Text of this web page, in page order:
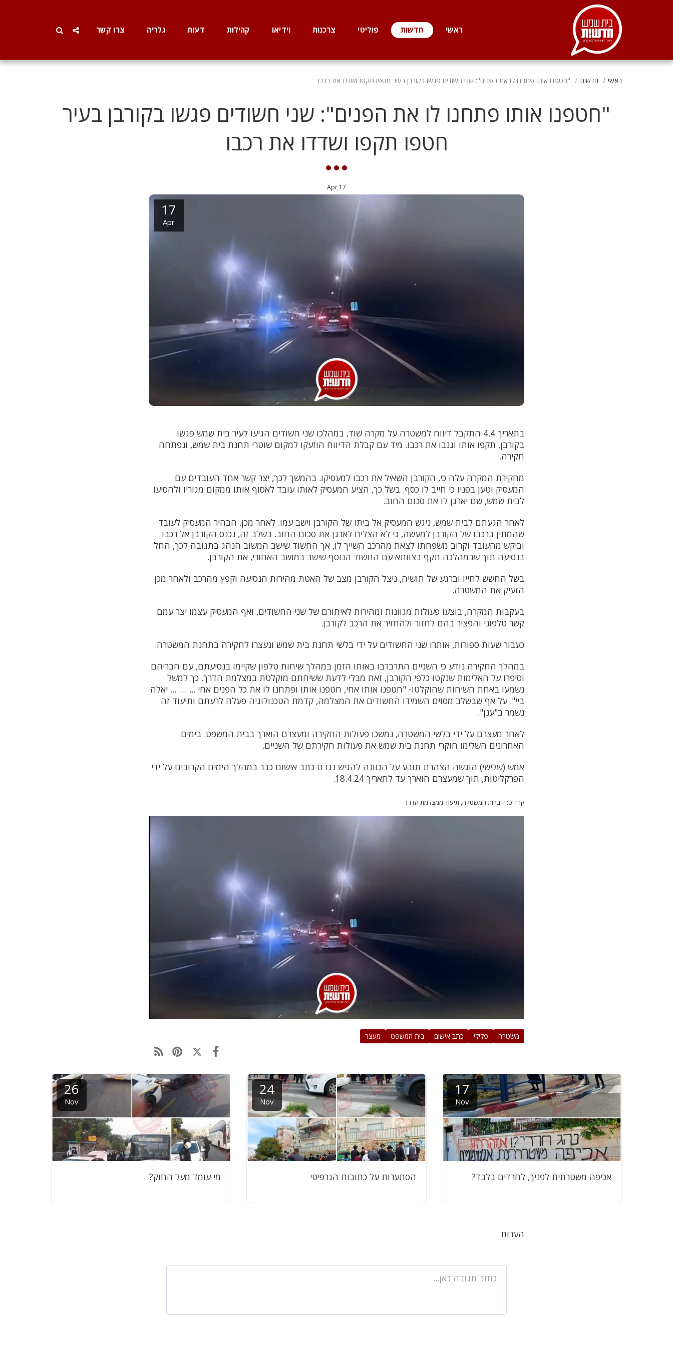
ראשי חדשות פוליטי צרכנות וידיאו קהילות דעות גלריה צרו קשר
ראשי חדשות ‏"חטפנו אותו פתחנו לו את הפנים": שני חשודים פגשו בקורבן בעיר חטפו תקפו ושדדו את רכבו
‏"חטפנו אותו פתחנו לו את הפנים": שני חשודים פגשו בקורבן בעיר
חטפו תקפו ושדדו את רכבו
17
Apr
17
Apr
בתאריך 4.4 התקבל דיווח למשטרה על מקרה שוד, במהלכו שני חשודים הגיעו לעיר בית שמש פגשו
בקורבן, תקפו אותו וגנבו את רכבו. מיד עם קבלת הדיווח הוזעקו למקום שוטרי תחנת בית שמש, ונפתחה
חקירה.
מחקירת המקרה עלה כי, הקורבן השאיל את רכבו למעסיקו. בהמשך לכך, יצר קשר אחד העובדים עם
המעסיק וטען בפניו כי חייב לו כסף. בשל כך, הציע המעסיק לאותו עובד לאסוף אותו ממקום מגוריו ולהסיעו
לבית שמש, שם יארגן לו את סכום החוב.
לאחר הגעתם לבית שמש, ניגש המעסיק אל ביתו של הקורבן וישב עמו. לאחר מכן, הבהיר המעסיק לעובד
שהמתין ברכבו של הקורבן למעשה, כי לא הצליח לארגן את סכום החוב. בשלב זה, נכנס הקורבן אל רכבו
וביקש מהעובד וקרוב משפחתו לצאת מהרכב השייך לו, אך החשוד שישב המשוב הנהג בתגובה לכך, החל
בנסיעה תוך שבמהלכה תקף בצוותא עם החשוד הנוסף שישב במושב האחורי, את הקורבן.
בשל החשש לחייו וברגע של תושיה, ניצל הקורבן מצב של האטת מהירות הנסיעה וקפץ מהרכב ולאחר מכן
הזעיק את המשטרה.
בעקבות המקרה, בוצעו פעולות מגוונות ומהירות לאיתורם של שני החשודים, ואף המעסיק עצמו יצר עמם
קשר טלפוני והפציר בהם לחזור ולהחזיר את הרכב לקורבן.
כעבור שעות ספורות, אותרו שני החשודים על ידי בלשי תחנת בית שמש ונעצרו לחקירה בתחנת המשטרה.
במהלך החקירה נודע כי השניים התרברבו באותו הזמן במהלך שיחות טלפון שקיימו בנסיעתם, עם חבריהם
וסיפרו על האלימות שנקטו כלפי הקורבן, זאת מבלי לדעת ששיחתם מוקלטת במצלמת הדרך. כך למשל
נשמעו באחת השיחות שהוקלטו- "חטפנו אותו אחי, חטפנו אותו ופתחנו לו את כל הפנים אחי ... .... ... יאלה
ביי". על אף שבשלב מסוים השמידו החשודים את המצלמה, קדמת הטכנולוגיה פעלה לרעתם ותיעוד זה
נשמר ב"ענן".
לאחר מעצרם על ידי בלשי המשטרה, נמשכו פעולות החקירה ומעצרם הוארך בבית המשפט. בימים
האחרונים השלימו חוקרי תחנת בית שמש את פעולות חקירתם של השניים.
אמש (שלישי) הוגשה הצהרת תובע על הכוונה להגיש נגדם כתב אישום כבר במהלך הימים הקרובים על ידי
הפרקליטות, תוך שמעצרם הוארך עד לתאריך 18.4.24.
קרדיט: דוברות המשטרה, תיעוד ממצלמת הדרך
משטרה פלילי כתב אישום בית המשפט מעצר
17
Nov
אכיפה משטרתית לפניך, לחרדים בלבד?
24
Nov
הסתערות על כתובות הגרפיטי
26
Nov
מי עומד מעל החוק?
הערות